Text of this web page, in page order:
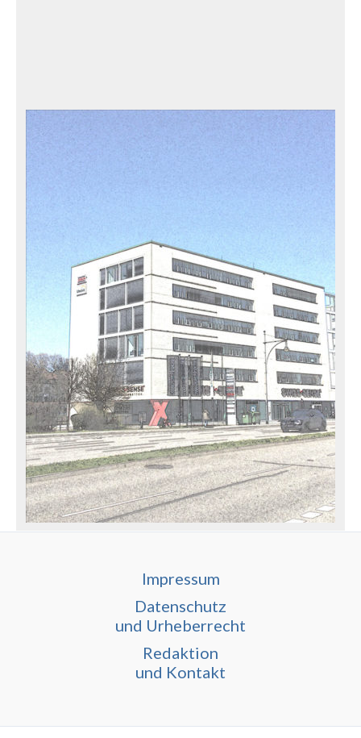
Impressum
Datenschutz
und Urheberrecht
Redaktion
und Kontakt